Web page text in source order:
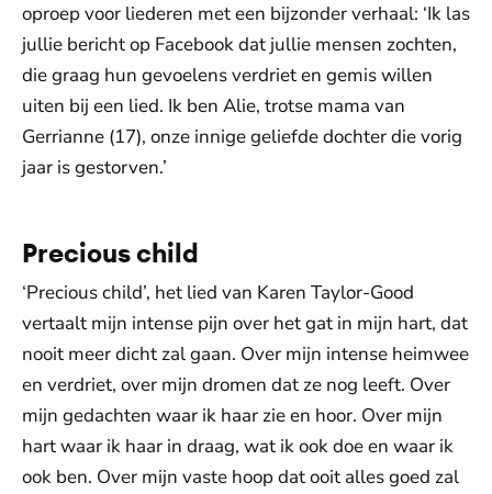
oproep voor liederen met een bijzonder verhaal: ‘Ik las
jullie bericht op Facebook dat jullie mensen zochten,
die graag hun gevoelens verdriet en gemis willen
uiten bij een lied. Ik ben Alie, trotse mama van
Gerrianne (17), onze innige geliefde dochter die vorig
jaar is gestorven.’
Precious child
‘Precious child’, het lied van Karen Taylor-Good
vertaalt mijn intense pijn over het gat in mijn hart, dat
nooit meer dicht zal gaan. Over mijn intense heimwee
en verdriet, over mijn dromen dat ze nog leeft. Over
mijn gedachten waar ik haar zie en hoor. Over mijn
hart waar ik haar in draag, wat ik ook doe en waar ik
ook ben. Over mijn vaste hoop dat ooit alles goed zal